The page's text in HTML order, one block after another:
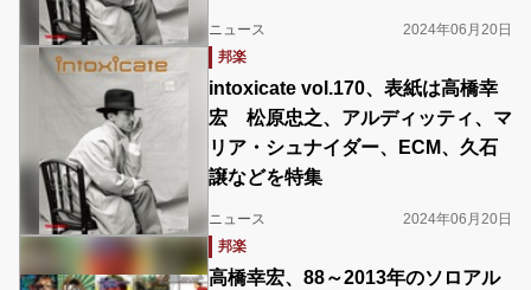
ニュース
2024年06月20日
邦楽
intoxicate vol.170、表紙は高橋幸
宏 松原忠之、アルディッティ、マ
リア・シュナイダー、ECM、久石
譲などを特集
ニュース
2024年06月20日
邦楽
高橋幸宏、88～2013年のソロアル